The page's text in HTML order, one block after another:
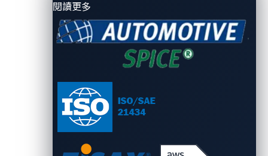
閱讀更多
聚焦聯網車輛
及其互聯系統
強調不僅需要
保護車輛的複雜元
件，還需保護其聯網
技術，為更強大、更
具韌性的網路安全防